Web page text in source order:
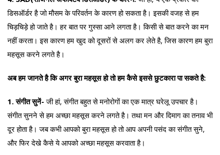
डिसऑर्डर है जो मौसम के परिवर्तन के कारण हो सकता है। इसकी वजह से हम
चिड़चिड़े हो जाते है। हर बात पर गुस्सा आने लगता है। किसी से बात करने का मन
नहीं करता। इस कारण हम खुद को दूसरों से अलग कर लेते है, जिस कारण हम बुरा
महसूस करने लगते है।
अब हम जानते है कि अगर बुरा महसूस हो तो हम कैसे इससे छुटकारा पा सकते है:
1. संगीत सुनें- जी हां, संगीत बहुत से मनोरोगों का एक मात्र घरेलू उपचार है।
संगीत सुनने से हम अच्छा महसूस करने लगते है। तथा मन और दिमाग का तनाव भी
दूर होता है। जब कभी आपको बुरा महसूस हो तो आप अपनी पसंद का संगीत सुने,
और फिर देखे कैसे ये आपको अच्छा महसूस करवाता है।